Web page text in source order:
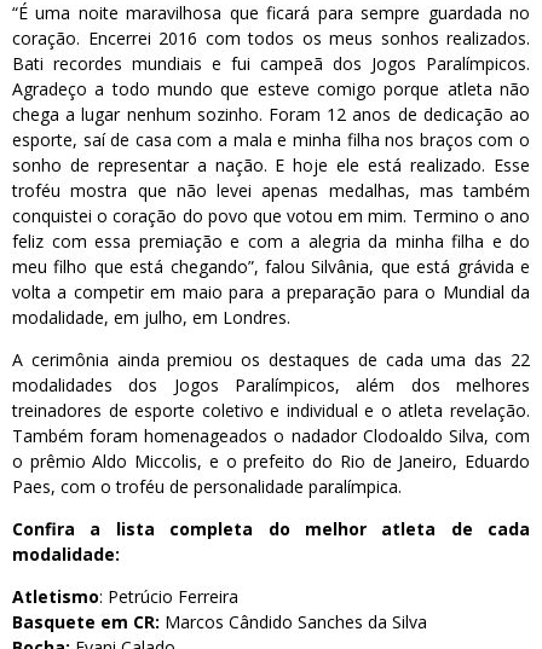
“É uma noite maravilhosa que ficará para sempre guardada no
coração. Encerrei 2016 com todos os meus sonhos realizados.
Bati recordes mundiais e fui campeã dos Jogos Paralímpicos.
Agradeço a todo mundo que esteve comigo porque atleta não
chega a lugar nenhum sozinho. Foram 12 anos de dedicação ao
esporte, saí de casa com a mala e minha filha nos braços com o
sonho de representar a nação. E hoje ele está realizado. Esse
troféu mostra que não levei apenas medalhas, mas também
conquistei o coração do povo que votou em mim. Termino o ano
feliz com essa premiação e com a alegria da minha filha e do
meu filho que está chegando”, falou Silvânia, que está grávida e
volta a competir em maio para a preparação para o Mundial da
modalidade, em julho, em Londres.
A cerimônia ainda premiou os destaques de cada uma das 22
modalidades dos Jogos Paralímpicos, além dos melhores
treinadores de esporte coletivo e individual e o atleta revelação.
Também foram homenageados o nadador Clodoaldo Silva, com
o prêmio Aldo Miccolis, e o prefeito do Rio de Janeiro, Eduardo
Paes, com o troféu de personalidade paralímpica.
Confira a lista completa do melhor atleta de cada
modalidade:
Atletismo: Petrúcio Ferreira
Basquete em CR: Marcos Cândido Sanches da Silva